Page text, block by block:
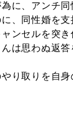
に、アンチ
、同性婚を
ンセルを突き
は思わぬ返答
り取りを自身